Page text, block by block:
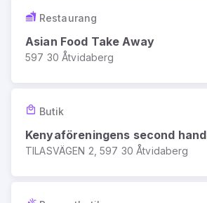
Restaurang
Asian Food Take Away
597 30 Åtvidaberg
Butik
Kenyaföreningens second hand
TILASVÄGEN 2, 597 30 Åtvidaberg